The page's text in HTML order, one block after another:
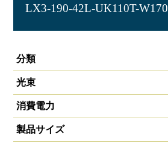
LX3-190-42L-UK110T-W170
分類
光束
消費電力
製品サイズ